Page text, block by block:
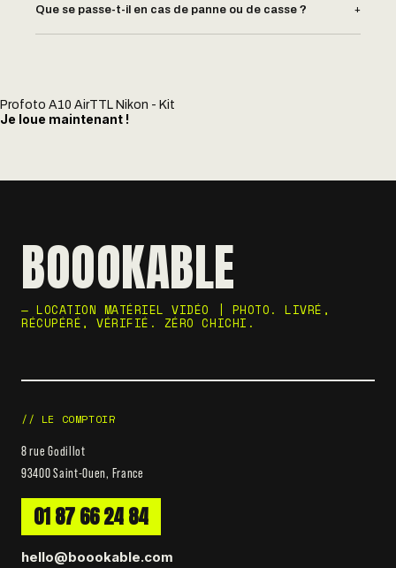
Que se passe-t-il en cas de panne ou de casse ? +
Profoto A10 AirTTL Nikon - Kit
Je loue maintenant !
BOOOKABLE
— LOCATION MATÉRIEL VIDÉO | PHOTO. LIVRÉ,
RÉCUPÉRÉ, VÉRIFIÉ. ZÉRO CHICHI.
// LE COMPTOIR
8 rue Godillot
93400 Saint-Ouen, France
01 87 66 24 84
hello@boookable.com